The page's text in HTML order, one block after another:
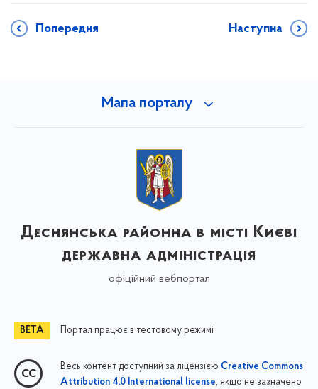
Попередня Наступна
Мапа порталу
Деснянська районна в місті Києві
державна адміністрація
офіційний вебпортал
Портал працює в тестовому режимі
Весь контент доступний за ліцензією Creative Commons
Attribution 4.0 International license, якщо не зазначено